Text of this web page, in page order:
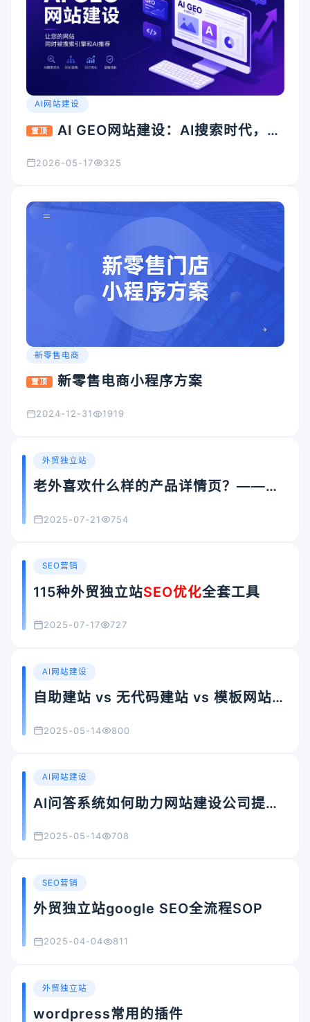
AI网站建设
置顶
AI GEO网站建设：AI搜索时代，企
2026-05-17 325
新零售电商
置顶 新零售电商小程序方案
2024-12-31 1919
外贸独立站
老外喜欢什么样的产品详情页？——打
2025-07-21 754
SEO营销
115种外贸独立站SEO优化全套工具
2025-07-17 727
AI网站建设
自助建站 vs 无代码建站 vs 模板网站
2025-05-14 800
AI网站建设
AI问答系统如何助力网站建设公司提升
2025-05-14 708
SEO营销
外贸独立站google SEO全流程SOP
2025-04-04 811
外贸独立站
wordpress常用的插件